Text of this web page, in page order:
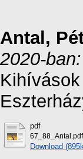
Antal,
2020-
pdf
67_88_Antal.pdf
Download